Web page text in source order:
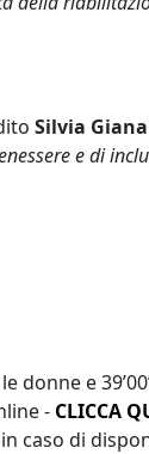
Silvia
e di
donne e
- CLICCA
caso di